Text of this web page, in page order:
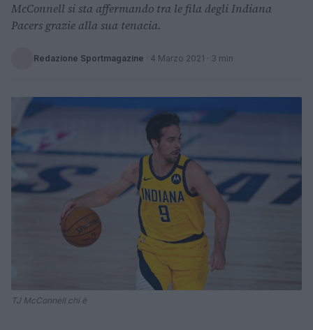
McConnell si sta affermando tra le fila degli Indiana
Pacers grazie alla sua tenacia.
Redazione Sportmagazine · 4 Marzo 2021 · 3 min
TJ McConnell chi è